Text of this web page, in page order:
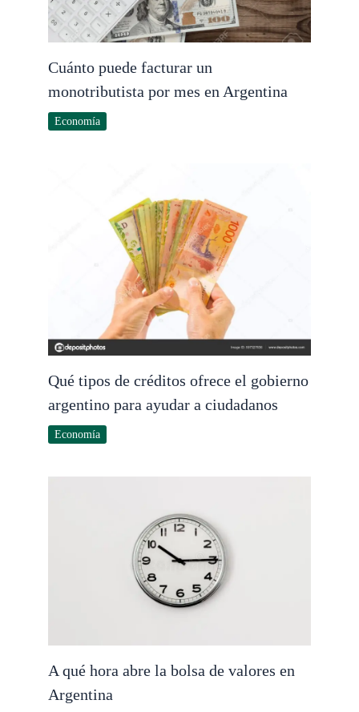
Cuánto puede facturar un
monotributista por mes en Argentina
Economía
Qué tipos de créditos ofrece el gobierno
argentino para ayudar a ciudadanos
Economía
A qué hora abre la bolsa de valores en
Argentina